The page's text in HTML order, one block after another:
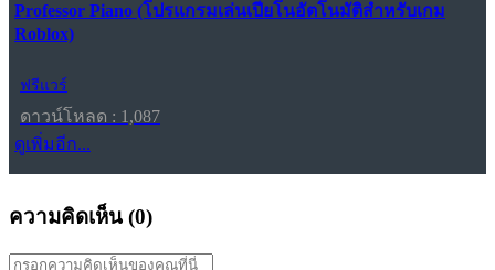
Professor Piano (โปรแกรมเล่นเปียโนอัตโนมัติสำหรับเกม
Roblox)
ฟรีแวร์
ดาวน์โหลด : 1,087
ดูเพิ่มอีก...
ความคิดเห็น (0)